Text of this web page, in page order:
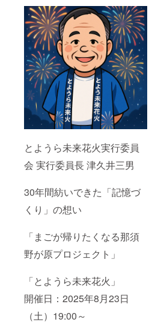
とようら未来花火実行委員
会 実行委員長 津久井三男
30年間紡いできた「記憶づ
くり」の想い
「まごが帰りたくなる那須
野が原プロジェクト」
「とようら未来花火」
開催日：2025年8月23日
（土）19:00～